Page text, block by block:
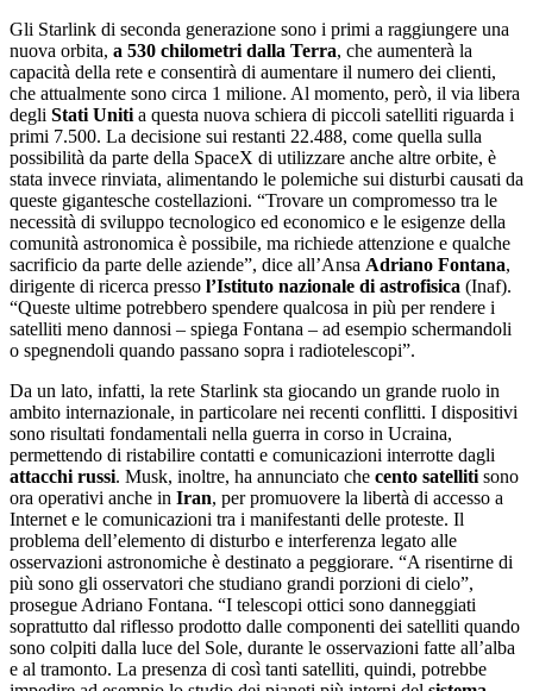
Gli Starlink di seconda generazione sono i primi a raggiungere una
nuova orbita, a 530 chilometri dalla Terra, che aumenterà la
capacità della rete e consentirà di aumentare il numero dei clienti,
che attualmente sono circa 1 milione. Al momento, però, il via libera
degli Stati Uniti a questa nuova schiera di piccoli satelliti riguarda i
primi 7.500. La decisione sui restanti 22.488, come quella sulla
possibilità da parte della SpaceX di utilizzare anche altre orbite, è
stata invece rinviata, alimentando le polemiche sui disturbi causati da
queste gigantesche costellazioni. “Trovare un compromesso tra le
necessità di sviluppo tecnologico ed economico e le esigenze della
comunità astronomica è possibile, ma richiede attenzione e qualche
sacrificio da parte delle aziende”, dice all’Ansa Adriano Fontana,
dirigente di ricerca presso l’Istituto nazionale di astrofisica (Inaf).
“Queste ultime potrebbero spendere qualcosa in più per rendere i
satelliti meno dannosi – spiega Fontana – ad esempio schermandoli
o spegnendoli quando passano sopra i radiotelescopi”.
Da un lato, infatti, la rete Starlink sta giocando un grande ruolo in
ambito internazionale, in particolare nei recenti conflitti. I dispositivi
sono risultati fondamentali nella guerra in corso in Ucraina,
permettendo di ristabilire contatti e comunicazioni interrotte dagli
attacchi russi. Musk, inoltre, ha annunciato che cento satelliti sono
ora operativi anche in Iran, per promuovere la libertà di accesso a
Internet e le comunicazioni tra i manifestanti delle proteste. Il
problema dell’elemento di disturbo e interferenza legato alle
osservazioni astronomiche è destinato a peggiorare. “A risentirne di
più sono gli osservatori che studiano grandi porzioni di cielo”,
prosegue Adriano Fontana. “I telescopi ottici sono danneggiati
soprattutto dal riflesso prodotto dalle componenti dei satelliti quando
sono colpiti dalla luce del Sole, durante le osservazioni fatte all’alba
e al tramonto. La presenza di così tanti satelliti, quindi, potrebbe